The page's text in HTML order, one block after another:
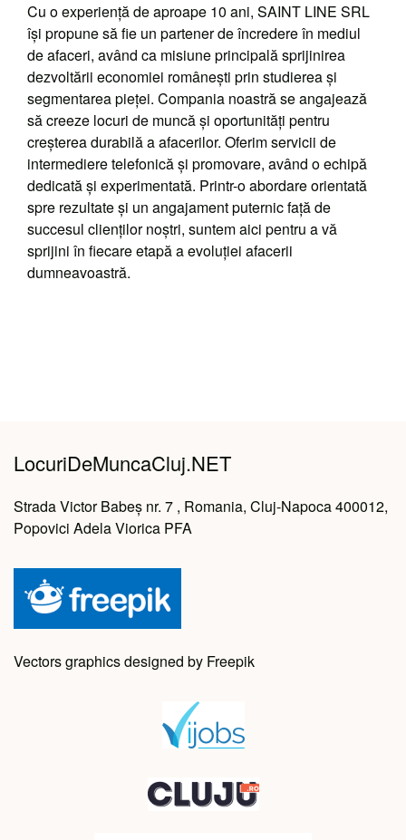
Cu o experiență de aproape 10 ani, SAINT LINE SRL
își propune să fie un partener de încredere în mediul
de afaceri, având ca misiune principală sprijinirea
dezvoltării economiei românești prin studierea și
segmentarea pieței. Compania noastră se angajează
să creeze locuri de muncă și oportunități pentru
creșterea durabilă a afacerilor. Oferim servicii de
intermediere telefonică și promovare, având o echipă
dedicată și experimentată. Printr-o abordare orientată
spre rezultate și un angajament puternic față de
succesul clienților noștri, suntem aici pentru a vă
sprijini în fiecare etapă a evoluției afacerii
dumneavoastră.
LocuriDeMuncaCluj.NET
Strada Victor Babeș nr. 7 , Romania, Cluj-Napoca 400012,
Popovici Adela Viorica PFA
Vectors graphics designed by Freepik